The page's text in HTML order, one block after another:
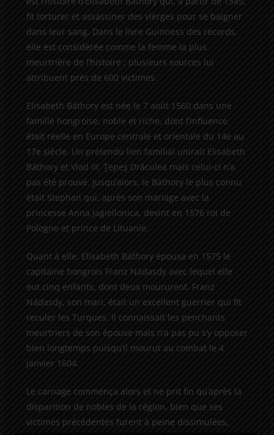
fit torturer et assassiner des vierges pour se baigner
dans leur sang. Dans le livre Guinness des records,
elle est considérée comme la femme la plus
meurtrière de l’histoire ; plusieurs sources lui
attribuent près de 600 victimes.
Elisabeth Báthory est née le 7 août 1560 dans une
famille hongroise, noble et riche, dont l’influence
était réelle en Europe centrale et orientale du 14e au
17e siècle. Un prétendu lien familial unirait Elisabeth
Báthory et Vlad III. Ţepeş Drăculea mais celui-ci n’a
pas été prouvé. Jusqu’alors, le Báthory le plus connu
était Stephan qui, après son mariage avec la
princesse Anna Jagiellonica, devint en 1576 roi de
Pologne et prince de Lituanie.
Quant à elle, Elisabeth Báthory épousa en 1575 le
capitaine hongrois Franz Nádasdy avec lequel elle
eut cinq enfants, dont deux moururent. Franz
Nádasdy, son mari, était un excellent guerrier qui fit
reculer les Turques. Il connaissait les penchants
meurtriers de son épouse mais n’a pas pu s’y opposer
bien longtemps puisqu’il mourut au combat le 4
janvier 1604.
Le carnage commença alors et ne prit fin qu’après la
disparition de nobles de la région, bien que ses
victimes précédentes furent à peine dissimulées,